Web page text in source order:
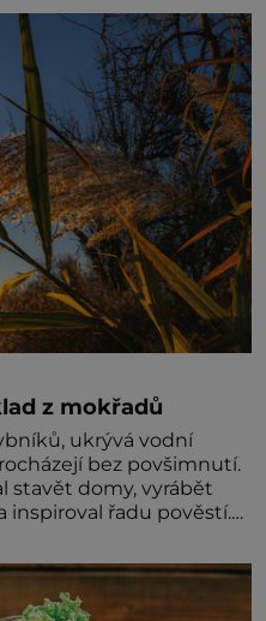
z mokřadů
ukrývá vodní
bez povšimnutí.
stavět domy, vyrábět
inspiroval řadu pověstí.
rákos jen jako
Stačí se však